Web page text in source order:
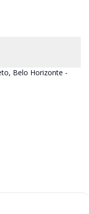
Belo Horizonte -